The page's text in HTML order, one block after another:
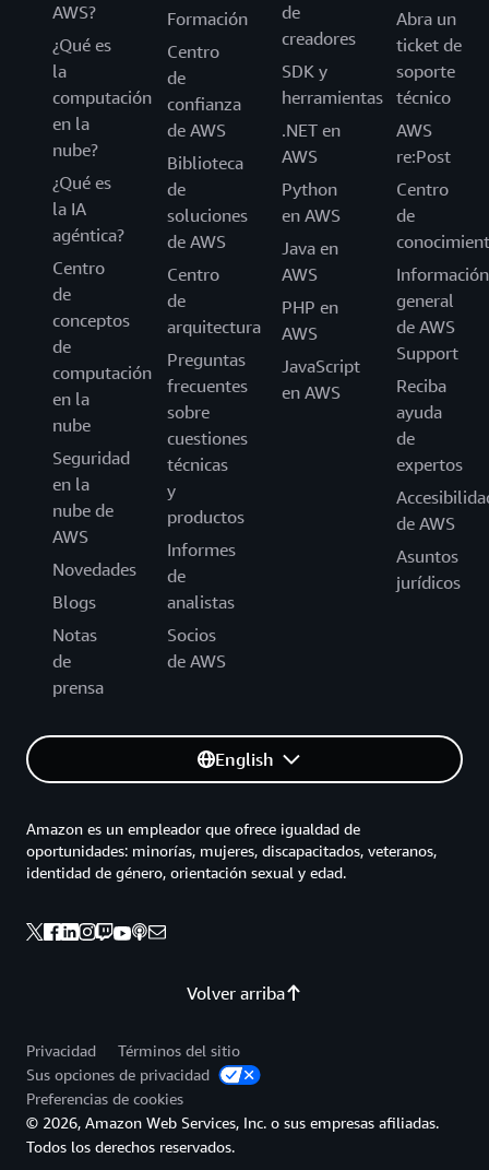
AWS?
¿Qué es
la
computación
en la
nube?
¿Qué es
la IA
agéntica?
Centro
de
conceptos
de
computación
en la
nube
Seguridad
en la
nube de
AWS
Novedades
Blogs
Notas
de
prensa
Formación
Centro
de
confianza
de AWS
Biblioteca
de
soluciones
de AWS
Centro
de
arquitectura
Preguntas
frecuentes
sobre
cuestiones
técnicas
y
productos
Informes
de
analistas
Socios
de AWS
de
creadores
SDK y
herramientas
.NET en
AWS
Python
en AWS
Java en
AWS
PHP en
AWS
JavaScript
en AWS
Abra un
ticket de
soporte
técnico
AWS
re:Post
Centro
de
Información
general
de AWS
Support
Reciba
ayuda
de
expertos
de AWS
Asuntos
jurídicos
English
Volver arriba
Amazon es un empleador que ofrece igualdad de
oportunidades: minorías, mujeres, discapacitados, veteranos,
identidad de género, orientación sexual y edad.
Privacidad
Términos del sitio
Sus opciones de privacidad
Preferencias de cookies
© 2026, Amazon Web Services, Inc. o sus empresas afiliadas.
Todos los derechos reservados.